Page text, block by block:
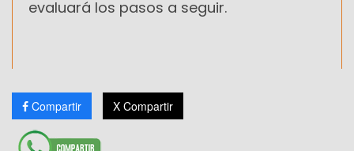
evaluará los pasos a seguir.
Compartir X Compartir